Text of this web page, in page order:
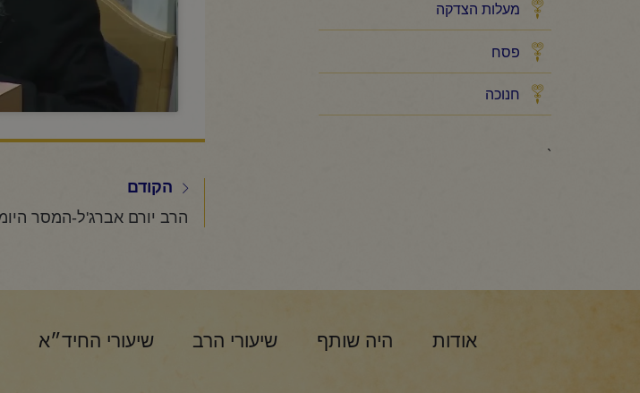
מעלות הצדקה
פסח
חנוכה
`
הקודם
אודות היה שותף שיעורי הרב שיעורי החיד״א